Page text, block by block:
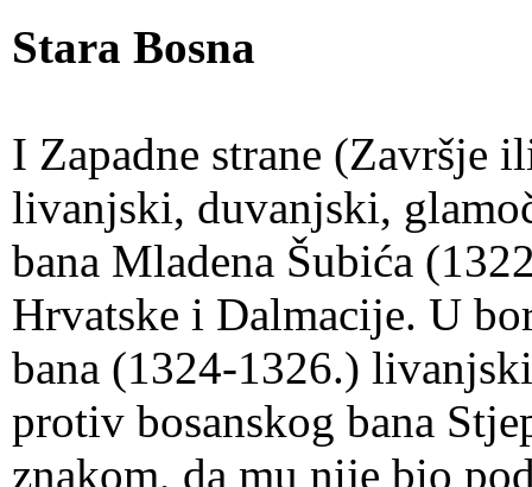
Stara Bosna
I Zapadne strane (Završje
livanjski, duvanjski,
bana Mladena Šubića
Hrvatske i Dalmacije. U
bana (1324-1326.)
protiv bosanskog bana
znakom, da mu nije bio